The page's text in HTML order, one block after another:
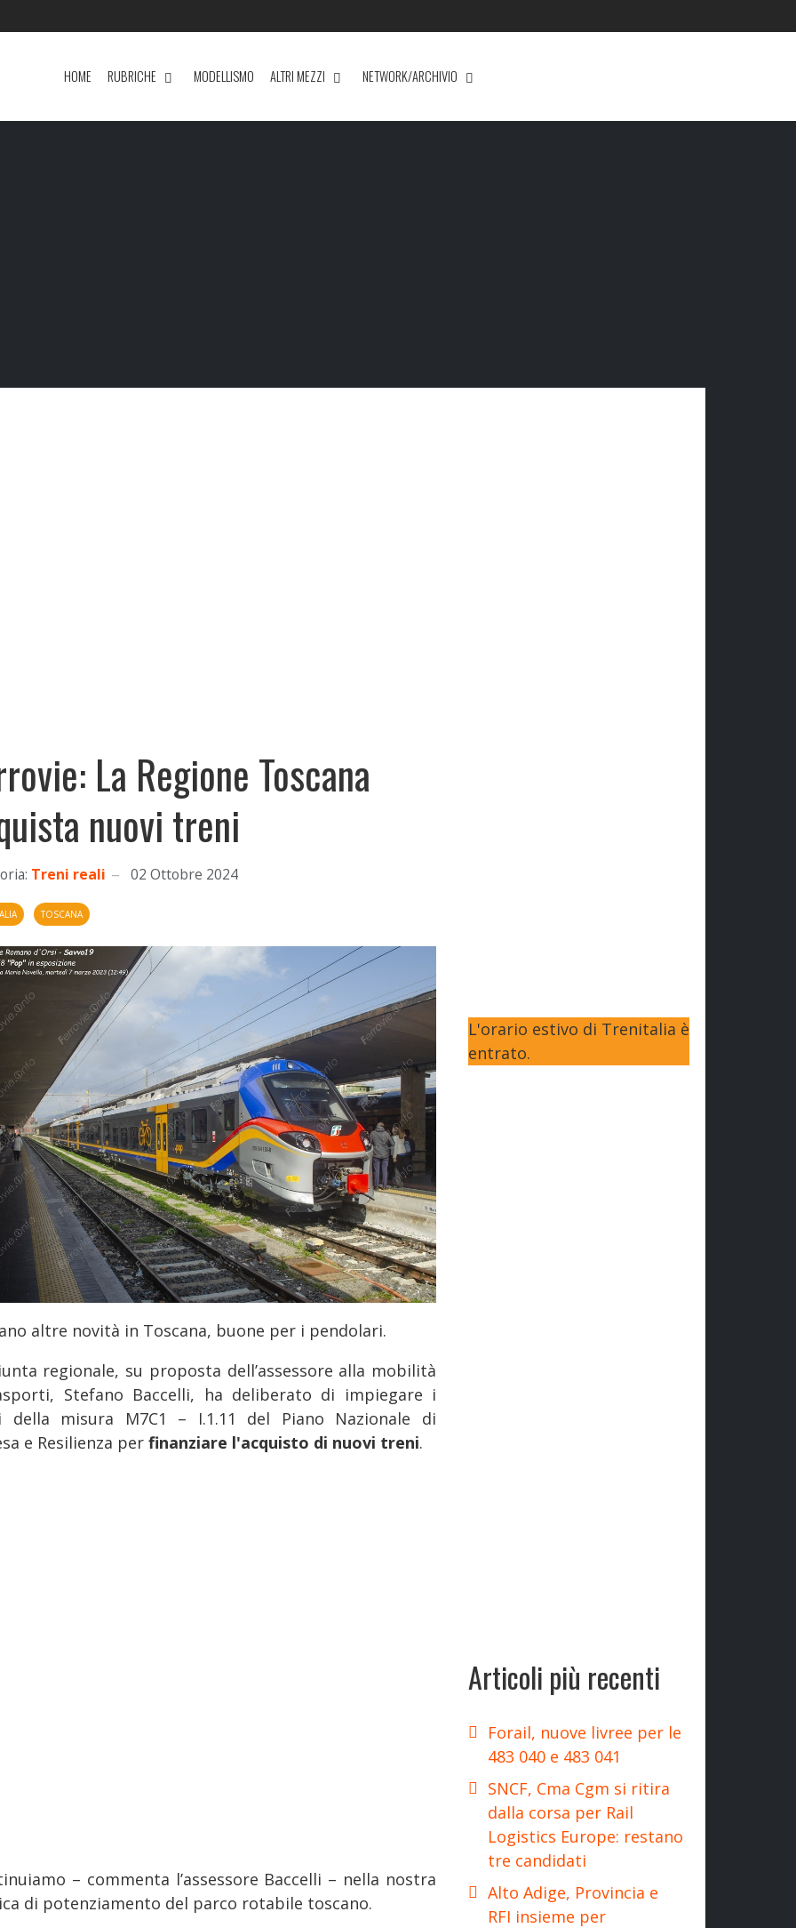
HOME RUBRICHE MODELLISMO ALTRI MEZZI NETWORK/ARCHIVIO
La Regione Toscana
nuovi treni
Treni reali 02 Ottobre 2024
TOSCANA
altre novità in Toscana, buone per i pendolari.
regionale, su proposta dell’assessore alla mobilità
Stefano Baccelli, ha deliberato di impiegare i
della misura M7C1 – I.1.11 del Piano Nazionale di
e Resilienza per finanziare l'acquisto di nuovi treni.
– commenta l’assessore Baccelli – nella nostra
di potenziamento del parco rotabile toscano.
L'orario estivo di Trenitalia è
entrato.
Articoli più recenti
Forail, nuove livree per le
483 040 e 483 041
SNCF, Cma Cgm si ritira
dalla corsa per Rail
Logistics Europe: restano
tre candidati
Alto Adige, Provincia e
RFI insieme per